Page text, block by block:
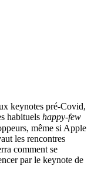
keynotes pré-Covid,
habituels happy-few
même si Apple
les rencontres
comment se
par le keynote de